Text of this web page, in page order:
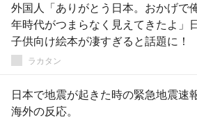
外国人「ありがとう日本。おかげで
年時代がつまらなく見えてきたよ」
子供向け絵本が凄すぎると話題に！
ラカタン
日本で地震が起きた時の緊急地震
海外の反応。